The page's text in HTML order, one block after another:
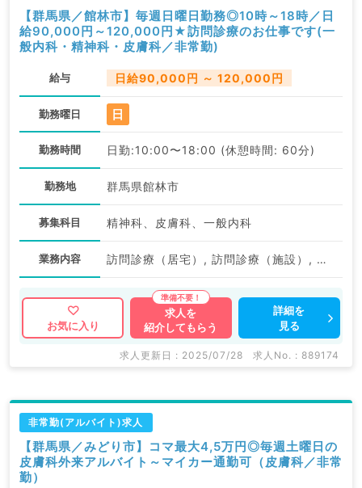
【群馬県／館林市】毎週日曜日勤務◎10時～18時／日
給90,000円～120,000円★訪問診療のお仕事です(一
般内科・精神科・皮膚科／非常勤)
給与 日給90,000円 ～ 120,000円
勤務曜日 日
勤務時間 日勤:10:00〜18:00 (休憩時間: 60分)
勤務地 群馬県館林市
募集科目 精神科、皮膚科、一般内科
業務内容 訪問診療（居宅）, 訪問診療（施設）, 訪問診療（居宅）, 訪問診療（施設）
お気に入り
求人を
紹介してもらう
詳細を
見る
求人更新日 : 2025/07/28 求人No. : 889174
非常勤(アルバイト)求人
【群馬県／みどり市】コマ最大4,5万円◎毎週土曜日の
皮膚科外来アルバイト～マイカー通勤可（皮膚科／非常
勤）